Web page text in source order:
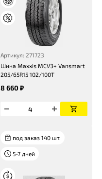
Артикул: 271723
Шина Maxxis MCV3+ Vansmart
205/65R15 102/100T
8 660 ₽
под заказ 140 шт.
5-7 дней